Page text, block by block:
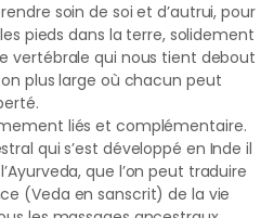
soin de soi et d’autrui, pour
pieds dans la terre, solidement
vertébrale qui nous tient debout
plus large où chacun peut
liés et complémentaire.
qui s’est développé en Inde il
que l’on peut traduire
(Veda en sanscrit) de la vie